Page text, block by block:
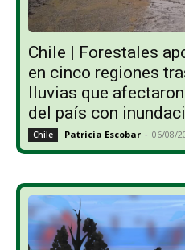
Chile | Forestales
en cinco regiones
lluvias que
del país con
Chile Patricia Escobar - 06/08/